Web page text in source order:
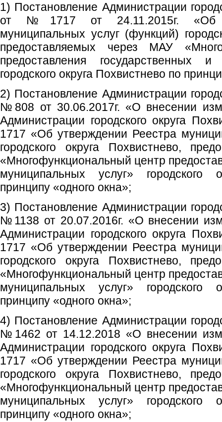
1) Постановление Администрации
от №1717 от 24.11.2015г. «Об
муниципальных услуг (функций)
предоставляемых через МАУ
предоставления государственных
городского округа Похвистнево по
2) Постановление Администрации
№808 от 30.06.2017г. «О внесении
Администрации городского округа
1717 «Об утверждении Реестра
городского округа Похвистнево,
«Многофункциональный центр
муниципальных услуг» городского
принципу «одного окна»;
3) Постановление Администрации
№1138 от 20.07.2016г. «О внесении
Администрации городского округа
1717 «Об утверждении Реестра
городского округа Похвистнево,
«Многофункциональный центр
муниципальных услуг» городского
принципу «одного окна»;
4) Постановление Администрации
№1462 от 14.12.2018 «О внесении
Администрации городского округа
1717 «Об утверждении Реестра
городского округа Похвистнево,
«Многофункциональный центр
муниципальных услуг» городского
принципу «одного окна»;